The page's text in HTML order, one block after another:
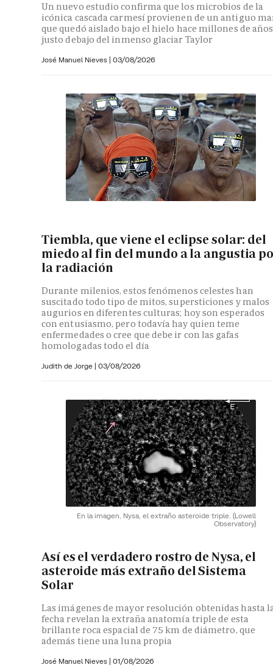
Un nuevo estudio confirma que los microbios de la
icónica cascada carmesí provienen de un antiguo
que quedó aislado bajo el hielo hace millones de años
justo debajo del inmenso glaciar Taylor
José Manuel Nieves | 03/08/2026
Tiembla, que viene el eclipse solar: del
miedo al fin del mundo a la angustia
la radiación
Durante milenios, estos fenómenos celestes han
suscitado todo tipo de mitos, supersticiones y malos
augurios en diferentes culturas; hoy son esperados
con entusiasmo, pero todavía hay quien teme
enfermedades o cree que debe ir con las gafas
homologadas todo el día
Judith de Jorge | 03/08/2026
En la imagen, Nysa, el extraño asteroide triple. (Lowell
Observatory)
Así es el verdadero rostro de Nysa, el
asteroide más extraño del Sistema
Solar
Las imágenes de mayor resolución obtenidas hasta
fecha revelan la extraña anatomía triple de esta
brillante roca espacial de 75 km de diámetro, que
además tiene una luna propia
José Manuel Nieves | 01/08/2026